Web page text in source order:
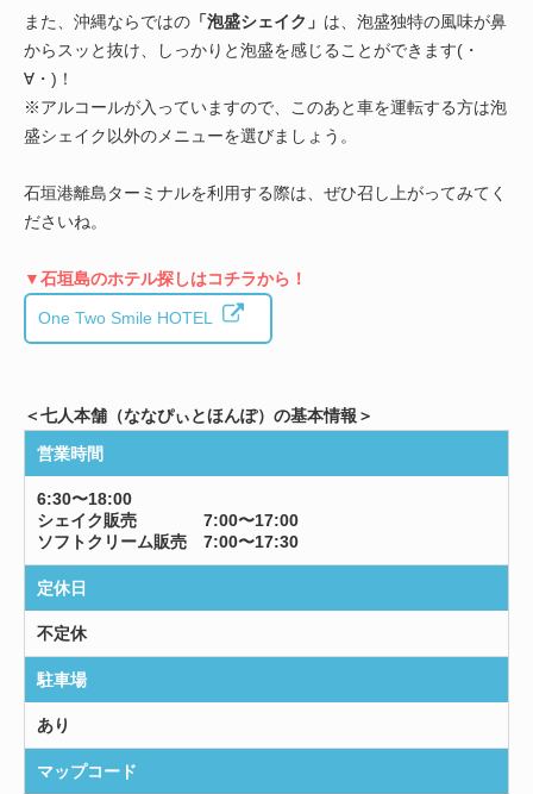
また、沖縄ならではの 「泡盛シェイク」 は、泡盛独特の風味が鼻
からスッと抜け、しっかりと泡盛を感じることができます(・
∀・)！
※アルコールが入っていますので、このあと車を運転する方は泡
盛シェイク以外のメニューを選びましょう。
石垣港離島ターミナルを利用する際は、ぜひ召し上がってみてく
ださいね。
▼石垣島のホテル探しはコチラから！
One Two Smile HOTEL
＜七人本舗（ななぴぃとほんぽ）の基本情報＞
営業時間
6:30〜18:00
シェイク販売 7:00〜17:00
ソフトクリーム販売 7:00〜17:30
定休日
不定休
駐車場
あり
マップコード